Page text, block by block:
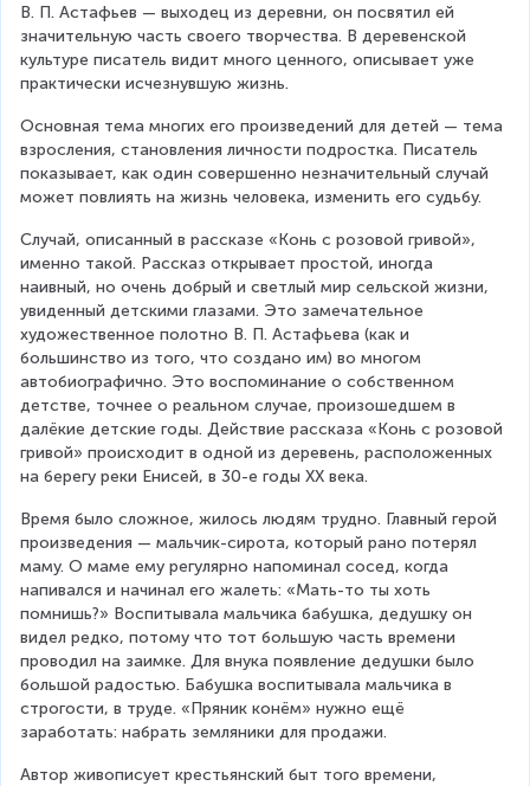
В. П. Астафьев — выходец из деревни, он посвятил ей
значительную часть своего творчества. В деревенской
культуре писатель видит много ценного, описывает уже
практически исчезнувшую жизнь.
Основная тема многих его произведений для детей — тема
взросления, становления личности подростка. Писатель
показывает, как один совершенно незначительный случай
может повлиять на жизнь человека, изменить его судьбу.
Случай, описанный в рассказе «Конь с розовой гривой»,
именно такой. Рассказ открывает простой, иногда
наивный, но очень добрый и светлый мир сельской жизни,
увиденный детскими глазами. Это замечательное
художественное полотно В. П. Астафьева (как и
большинство из того, что создано им) во многом
автобиографично. Это воспоминание о собственном
детстве, точнее о реальном случае, произошедшем в
далёкие детские годы. Действие рассказа «Конь с розовой
гривой» происходит в одной из деревень, расположенных
на берегу реки Енисей, в 30-е годы XX века.
Время было сложное, жилось людям трудно. Главный герой
произведения — мальчик-сирота, который рано потерял
маму. О маме ему регулярно напоминал сосед, когда
напивался и начинал его жалеть: «Мать-то ты хоть
помнишь?» Воспитывала мальчика бабушка, дедушку он
видел редко, потому что тот большую часть времени
проводил на заимке. Для внука появление дедушки было
большой радостью. Бабушка воспитывала мальчика в
строгости, в труде. «Пряник конём» нужно ещё
заработать: набрать земляники для продажи.
Автор живописует крестьянский быт того времени,